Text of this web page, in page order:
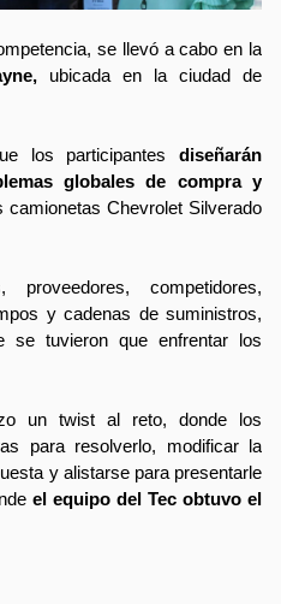
ubicada en la ciudad de
los participantes diseñarán
globales de compra y
Chevrolet Silverado
proveedores, competidores,
y cadenas de suministros,
se tuvieron que enfrentar los
un twist al reto, donde los
para resolverlo, modificar la
y alistarse para presentarle
el equipo del Tec obtuvo el